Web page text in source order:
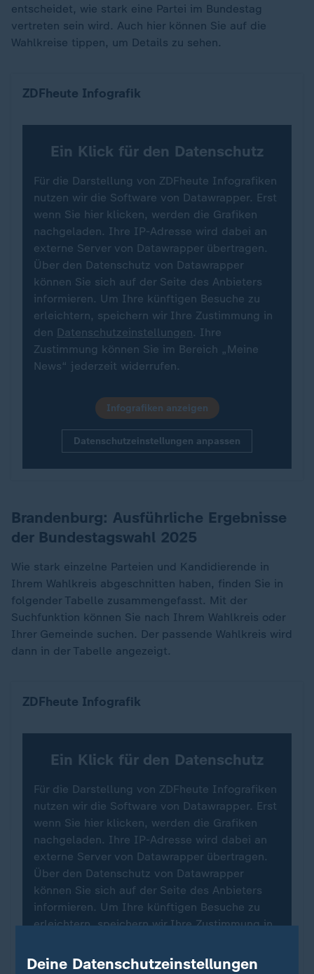
entscheidet, wie stark eine Partei im Bundestag
vertreten sein wird. Auch hier können Sie auf die
Wahlkreise tippen, um Details zu sehen.
ZDFheute Infografik
Ein Klick für den Datenschutz
Für die Darstellung von ZDFheute Infografiken
nutzen wir die Software von Datawrapper. Erst
wenn Sie hier klicken, werden die Grafiken
nachgeladen. Ihre IP-Adresse wird dabei an
externe Server von Datawrapper übertragen.
Über den Datenschutz von Datawrapper
können Sie sich auf der Seite des Anbieters
informieren. Um Ihre künftigen Besuche zu
erleichtern, speichern wir Ihre Zustimmung in
den Datenschutzeinstellungen. Ihre
Zustimmung können Sie im Bereich „Meine
News“ jederzeit widerrufen.
Infografiken anzeigen
Datenschutzeinstellungen anpassen
Brandenburg: Ausführliche Ergebnisse
der Bundestagswahl 2025
Wie stark einzelne Parteien und Kandidierende in
Ihrem Wahlkreis abgeschnitten haben, finden Sie in
folgender Tabelle zusammengefasst. Mit der
Suchfunktion können Sie nach Ihrem Wahlkreis oder
Ihrer Gemeinde suchen. Der passende Wahlkreis wird
dann in der Tabelle angezeigt.
ZDFheute Infografik
Ein Klick für den Datenschutz
Für die Darstellung von ZDFheute Infografiken
nutzen wir die Software von Datawrapper. Erst
wenn Sie hier klicken, werden die Grafiken
nachgeladen. Ihre IP-Adresse wird dabei an
externe Server von Datawrapper übertragen.
Über den Datenschutz von Datawrapper
können Sie sich auf der Seite des Anbieters
informieren. Um Ihre künftigen Besuche zu
erleichtern, speichern wir Ihre Zustimmung in
Zustimmung können Sie im Bereich „Meine
Deine Datenschutzeinstellungen